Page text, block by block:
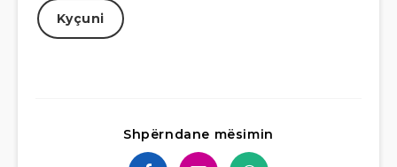
Kyçuni
Shpërndane mësimin